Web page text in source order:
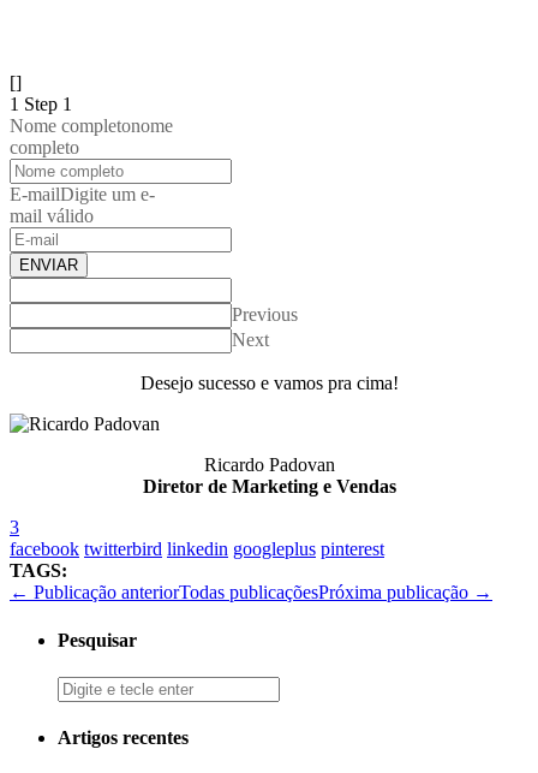
[]
1 Step 1
Nome completonome
completo
E-mailDigite um e-
mail válido
ENVIAR
Previous
Next
Desejo sucesso e vamos pra cima!
Ricardo Padovan
Diretor de Marketing e Vendas
3
facebook twitterbird linkedin googleplus pinterest
TAGS:
← Publicação anteriorTodas publicaçõesPróxima publicação →
Pesquisar
Artigos recentes